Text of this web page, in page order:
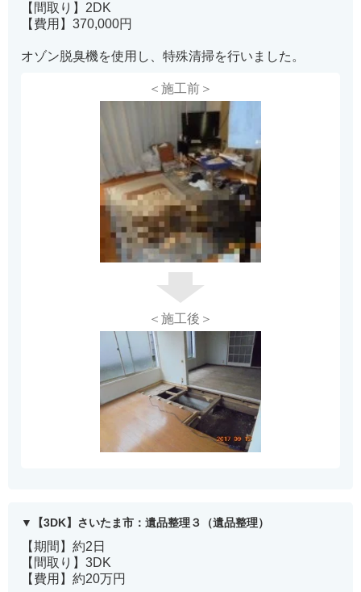
【間取り】2DK
【費用】370,000円
オゾン脱臭機を使用し、特殊清掃を行いました。
＜施工前＞
＜施工後＞
【3DK】さいたま市：遺品整理３（遺品整理）
【期間】約2日
【間取り】3DK
【費用】約20万円